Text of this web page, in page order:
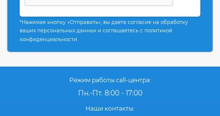
*Нажимая кнопку «Отправить», вы даете согласие на обработку
ваших персональных данных и соглашаетесь с политикой
конфиденциальности
Режим работы call-центра:
Пн.-Пт. 8:00 - 17:00
Наши контакты: